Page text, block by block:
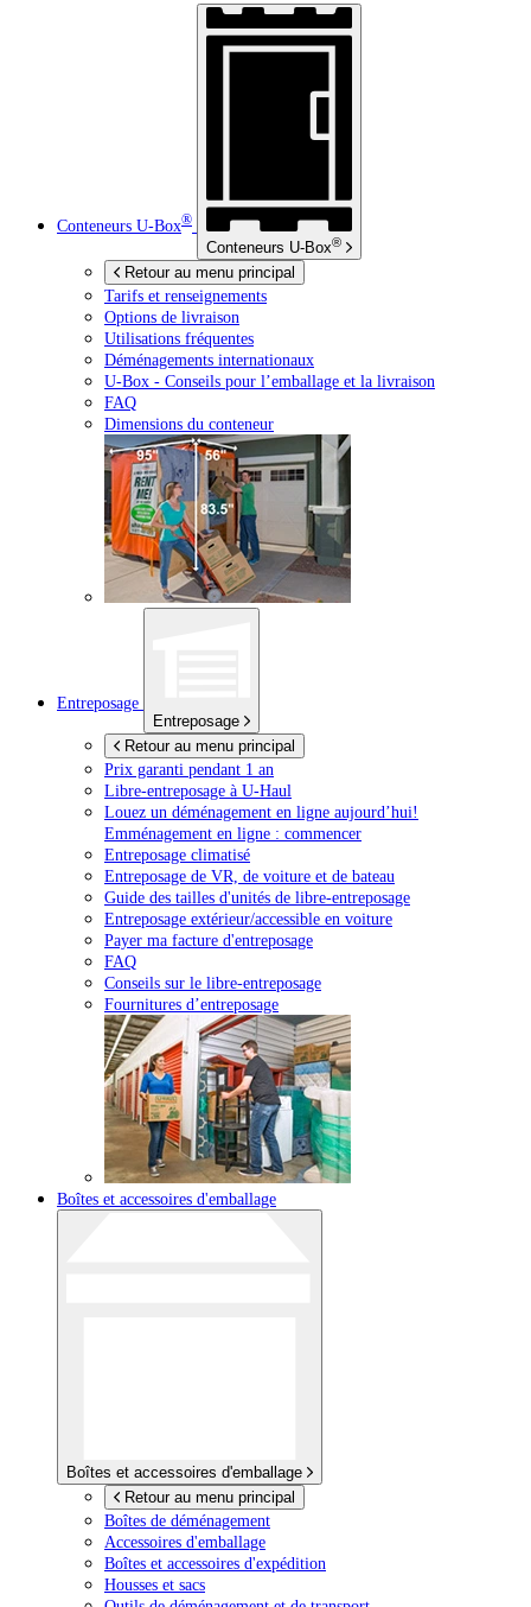
Conteneurs U-Box®
Conteneurs U-Box®
Retour au menu principal
Tarifs et renseignements
Options de livraison
Utilisations fréquentes
Déménagements internationaux
U-Box - Conseils pour l’emballage et la livraison
FAQ
Dimensions du conteneur
Entreposage
Entreposage
Retour au menu principal
Prix garanti pendant 1 an
Libre-entreposage à U-Haul
Louez un déménagement en ligne aujourd’hui!
Emménagement en ligne : commencer
Entreposage climatisé
Entreposage de VR, de voiture et de bateau
Guide des tailles d'unités de libre-entreposage
Entreposage extérieur/accessible en voiture
Payer ma facture d'entreposage
FAQ
Conseils sur le libre-entreposage
Fournitures d’entreposage
Boîtes et accessoires d'emballage
Boîtes et accessoires d'emballage
Retour au menu principal
Boîtes de déménagement
Accessoires d'emballage
Boîtes et accessoires d'expédition
Housses et sacs